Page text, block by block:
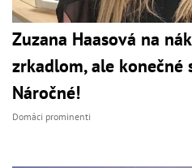
Zuzana Haasová na
zrkadlom, ale konečné
Náročné!
Domáci prominenti